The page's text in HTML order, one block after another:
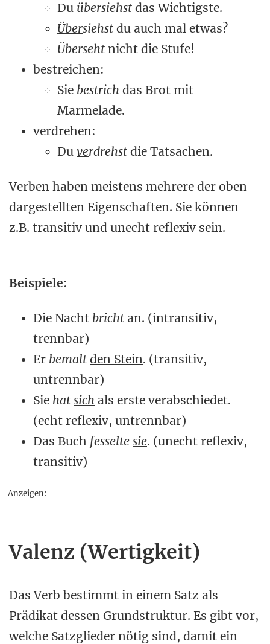
Du übersiehst das Wichtigste.
Übersiehst du auch mal etwas?
Überseht nicht die Stufe!
bestreichen:
Sie bestrich das Brot mit
Marmelade.
verdrehen:
Du verdrehst die Tatsachen.
Verben haben meistens mehrere der oben
dargestellten Eigenschaften. Sie können
z.B. transitiv und unecht reflexiv sein.
Beispiele:
Die Nacht bricht an. (intransitiv,
trennbar)
Er bemalt den Stein. (transitiv,
untrennbar)
Sie hat sich als erste verabschiedet.
(echt reflexiv, untrennbar)
Das Buch fesselte sie. (unecht reflexiv,
transitiv)
Anzeigen:
Valenz (Wertigkeit)
Das Verb bestimmt in einem Satz als
Prädikat dessen Grundstruktur. Es gibt vor,
welche Satzglieder nötig sind, damit ein